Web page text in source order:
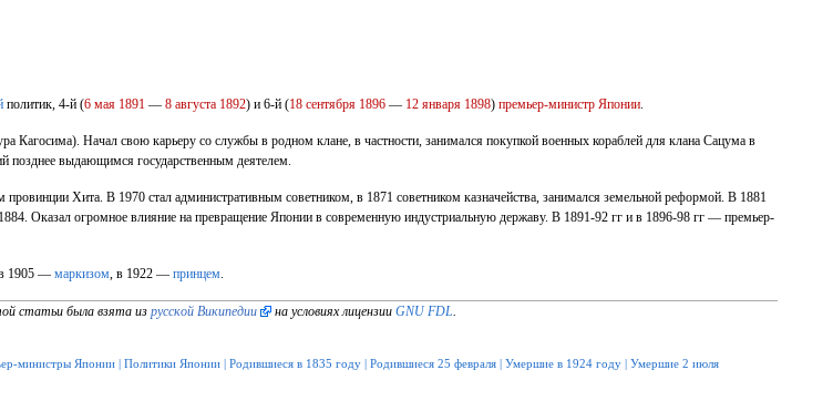
политик, 4-й (6 мая 1891 — 8 августа 1892) и 6-й (18 сентября 1896 — 12 января 1898) премьер-министр Японии.
Кагосима). Начал свою карьеру со службы в родном клане, в частности, занимался покупкой военных кораблей для клана Сацума в
позднее выдающимся государственным деятелем.
провинции Хита. В 1970 стал административным советником, в 1871 советником казначейства, занимался земельной реформой. В 1881
Оказал огромное влияние на превращение Японии в современную индустриальную державу. В 1891-92 гг и в 1896-98 гг — премьер-
1905 — маркизом, в 1922 — принцем.
статьи была взята из русской Википедии на условиях лицензии GNU FDL.
министры Японии Политики Японии Родившиеся в 1835 году Родившиеся 25 февраля Умершие в 1924 году Умершие 2 июля